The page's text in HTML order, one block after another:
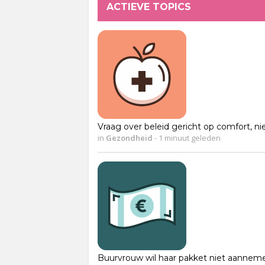
ACTIEVE TOPICS
Vraag over beleid gericht op comfort,
in Gezondheid -1 minuut geleden
Buurvrouw wil haar pakket niet